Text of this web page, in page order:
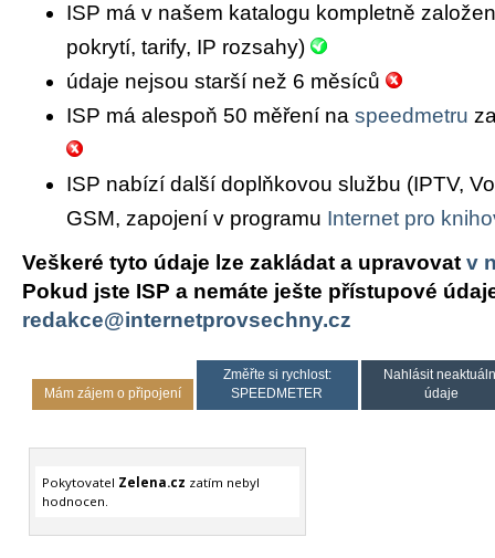
ISP má v našem katalogu kompletně
pokrytí, tarify, IP rozsahy)
údaje nejsou starší než 6 měsíců
ISP má alespoň 50 měření na speedmetru
ISP nabízí další doplňkovou službu (IPTV,
GSM, zapojení v programu Internet pro
Veškeré tyto údaje lze zakládat a upravovat v
Pokud jste ISP a nemáte ješte přístupové
redakce@internetprovsechny.cz
Mám zájem o připojení
Změřte si rychlost:
SPEEDMETER
Nahlásit
údaje
Pokytovatel Zelena.cz zatím nebyl
hodnocen.